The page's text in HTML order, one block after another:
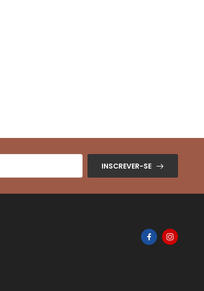
INSCREVER-SE